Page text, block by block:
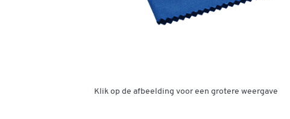
Klik op de afbeelding voor een grotere weergave